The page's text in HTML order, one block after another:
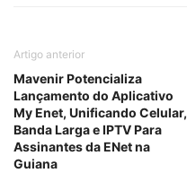
Artigo anterior
Mavenir Potencializa
Lançamento do Aplicativo
My Enet, Unificando Celular,
Banda Larga e IPTV Para
Assinantes da ENet na
Guiana